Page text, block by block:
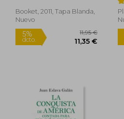
dcto.
Rápido
Booket, 2011, Tapa Blanda,
Nuevo